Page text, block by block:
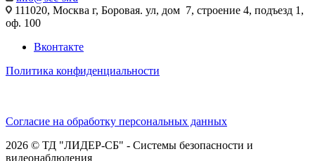
111020, Москва г, Боровая. ул, дом 7, строение 4, подъезд 1,
оф. 100
Вконтакте
Политика конфиденциальности
Согласие на обработку персональных данных
2026 © ТД "ЛИДЕР-СБ" - Системы безопасности и
видеонаблюдения